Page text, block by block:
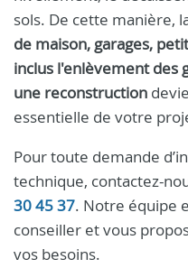
sols. De cette manière,
de maison, garages,
inclus l'enlèvement des
une reconstruction
essentielle de votre
Pour toute demande
technique, contactez-
30 45 37. Notre équipe
conseiller et vous
vos besoins.